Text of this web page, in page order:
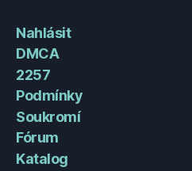
Nahlásit
DMCA
2257
Podmínky
Soukromí
Fórum
Katalog